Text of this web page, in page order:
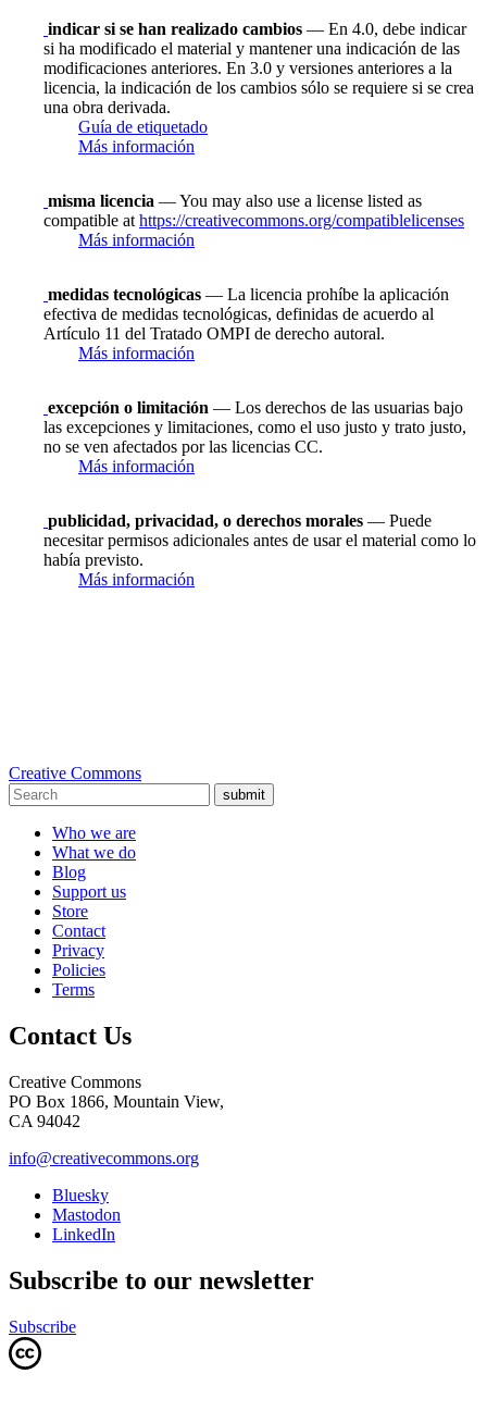
indicar si se han realizado cambios — En 4.0, debe indicar
si ha modificado el material y mantener una indicación de las
modificaciones anteriores. En 3.0 y versiones anteriores a la
licencia, la indicación de los cambios sólo se requiere si se crea
una obra derivada.
Guía de etiquetado
Más información
misma licencia — You may also use a license listed as
compatible at https://creativecommons.org/compatiblelicenses
Más información
medidas tecnológicas — La licencia prohíbe la aplicación
efectiva de medidas tecnológicas, definidas de acuerdo al
Artículo 11 del Tratado OMPI de derecho autoral.
Más información
excepción o limitación — Los derechos de las usuarias bajo
las excepciones y limitaciones, como el uso justo y trato justo,
no se ven afectados por las licencias CC.
Más información
publicidad, privacidad, o derechos morales — Puede
necesitar permisos adicionales antes de usar el material como lo
había previsto.
Más información
Creative Commons
submit
Who we are
What we do
Blog
Support us
Store
Contact
Privacy
Policies
Terms
Contact Us
Creative Commons
PO Box 1866, Mountain View,
CA 94042
info@creativecommons.org
Bluesky
Mastodon
LinkedIn
Subscribe to our newsletter
Subscribe